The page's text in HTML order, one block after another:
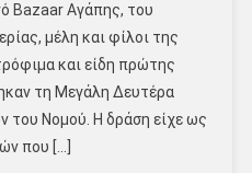
Bazaar Αγάπης, του
μέλη και φίλοι της
και είδη πρώτης
τη Μεγάλη Δευτέρα
του Νομού. Η δράση είχε ως
που […]